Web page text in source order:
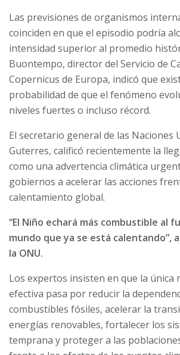
Las previsiones de organismos
coinciden en que el episodio podría
intensidad superior al promedio
Buontempo, director del Servicio de
Copernicus de Europa, indicó que
probabilidad de que el fenómeno
niveles fuertes o incluso récord.
El secretario general de las Naciones
Guterres, calificó recientemente la
como una advertencia climática
gobiernos a acelerar las acciones
calentamiento global.
“El Niño echará más combustible al
mundo que ya se está calentando”,
la ONU.
Los expertos insisten en que la única
efectiva pasa por reducir la
combustibles fósiles, acelerar la
energías renovables, fortalecer los
temprana y proteger a las